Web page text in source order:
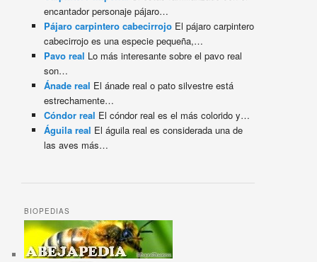
encantador personaje pájaro…
Pájaro carpintero cabecirrojo El pájaro carpintero
cabecirrojo es una especie pequeña,…
Pavo real Lo más interesante sobre el pavo real
son…
Ánade real El ánade real o pato silvestre está
estrechamente…
Cóndor real El cóndor real es el más colorido y…
Águila real El águila real es considerada una de
las aves más…
BIOPEDIAS